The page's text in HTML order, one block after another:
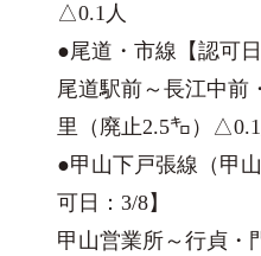
△0.1人
●尾道・市線【認可日
尾道駅前～長江中前
里（廃止2.5㌔）
●甲山下戸張線（甲
可日：3/8】
甲山営業所～行貞・